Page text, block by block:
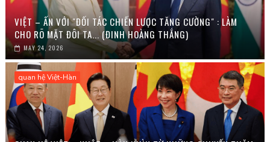
VIỆT – ẤN VỚI "ĐỐI TÁC CHIẾN LƯỢC TĂNG CƯỜNG" : LÀM
CHO RÕ MẶT ĐÔI TA... (ĐINH HOÀNG THẮNG)
MAY 24, 2026
quan hệ Việt-Hàn